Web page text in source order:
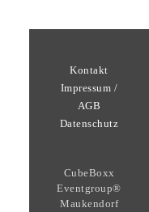
Kontakt
Impressum /
AGB
Datenschutz
CubeBoxx
Eventgroup®
Maukendorf